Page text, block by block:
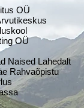
OÜ
OÜ
Naised Lahedalt
Rahvaõpistu